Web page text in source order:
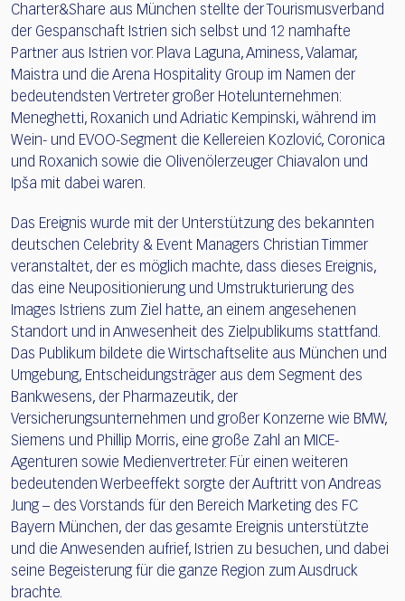
Charter&Share aus München stellte der Tourismusverband
der Gespanschaft Istrien sich selbst und 12 namhafte
Partner aus Istrien vor: Plava Laguna, Aminess, Valamar,
Maistra und die Arena Hospitality Group im Namen der
bedeutendsten Vertreter großer Hotelunternehmen:
Meneghetti, Roxanich und Adriatic Kempinski, während im
Wein- und EVOO-Segment die Kellereien Kozlović, Coronica
und Roxanich sowie die Olivenölerzeuger Chiavalon und
Ipša mit dabei waren.
Das Ereignis wurde mit der Unterstützung des bekannten
deutschen Celebrity & Event Managers Christian Timmer
veranstaltet, der es möglich machte, dass dieses Ereignis,
das eine Neupositionierung und Umstrukturierung des
Images Istriens zum Ziel hatte, an einem angesehenen
Standort und in Anwesenheit des Zielpublikums stattfand.
Das Publikum bildete die Wirtschaftselite aus München und
Umgebung, Entscheidungsträger aus dem Segment des
Bankwesens, der Pharmazeutik, der
Versicherungsunternehmen und großer Konzerne wie BMW,
Siemens und Phillip Morris, eine große Zahl an MICE-
Agenturen sowie Medienvertreter. Für einen weiteren
bedeutenden Werbeeffekt sorgte der Auftritt von Andreas
Jung – des Vorstands für den Bereich Marketing des FC
Bayern München, der das gesamte Ereignis unterstützte
und die Anwesenden aufrief, Istrien zu besuchen, und dabei
seine Begeisterung für die ganze Region zum Ausdruck
brachte.